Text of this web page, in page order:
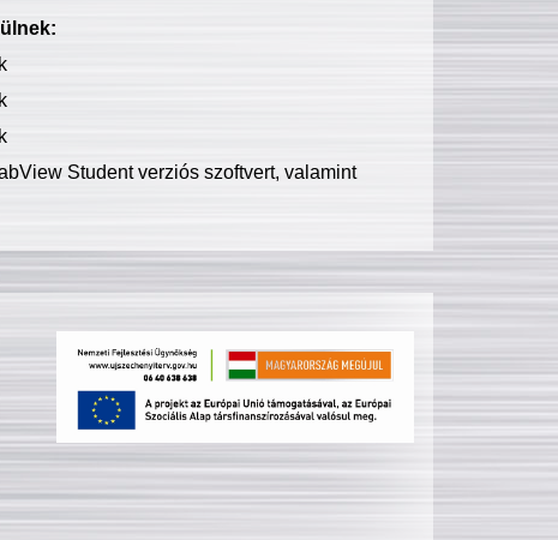
Student verziós szoftvert, valamint